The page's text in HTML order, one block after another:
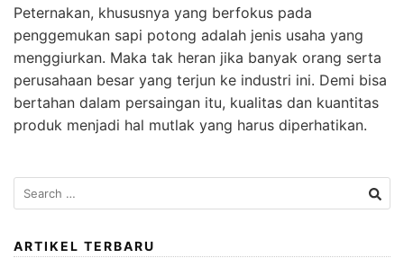
Peternakan, khususnya yang berfokus pada
penggemukan sapi potong adalah jenis usaha yang
menggiurkan. Maka tak heran jika banyak orang serta
perusahaan besar yang terjun ke industri ini. Demi bisa
bertahan dalam persaingan itu, kualitas dan kuantitas
produk menjadi hal mutlak yang harus diperhatikan.
Search
for:
ARTIKEL TERBARU